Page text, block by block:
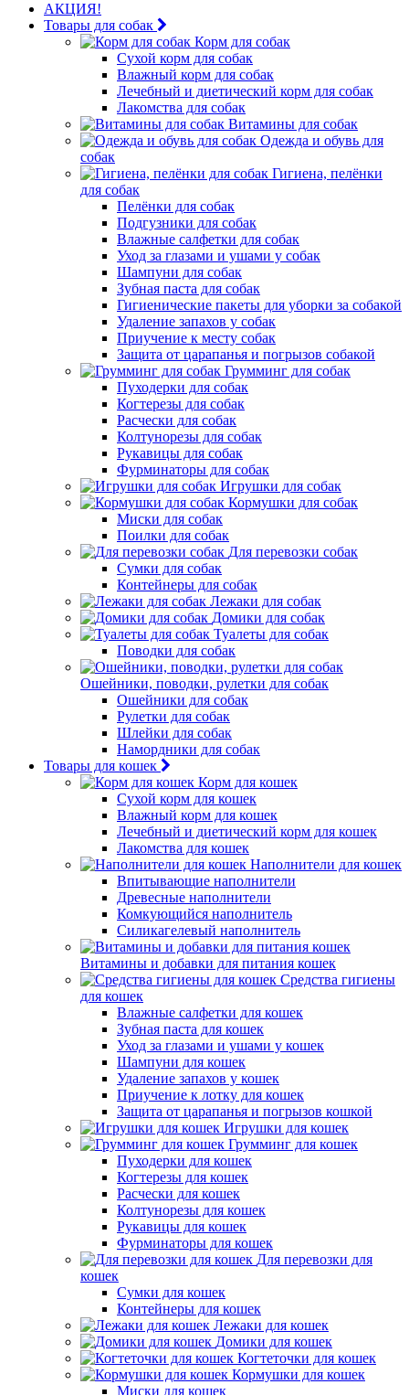
АКЦИЯ!
Товары для собак
Корм для собак
Сухой корм для собак
Влажный корм для собак
Лечебный и диетический корм для собак
Лакомства для собак
Витамины для собак
Одежда и обувь для
собак
Гигиена, пелёнки
для собак
Пелёнки для собак
Подгузники для собак
Влажные салфетки для собак
Уход за глазами и ушами у собак
Шампуни для собак
Зубная паста для собак
Гигиенические пакеты для уборки за собакой
Удаление запахов у собак
Приучение к месту собак
Защита от царапанья и погрызов собакой
Грумминг для собак
Пуходерки для собак
Когтерезы для собак
Расчески для собак
Колтунорезы для собак
Рукавицы для собак
Фурминаторы для собак
Игрушки для собак
Кормушки для собак
Миски для собак
Поилки для собак
Для перевозки собак
Сумки для собак
Контейнеры для собак
Лежаки для собак
Домики для собак
Туалеты для собак
Поводки для собак
Ошейники, поводки, рулетки для собак
Ошейники для собак
Рулетки для собак
Шлейки для собак
Намордники для собак
Товары для кошек
Корм для кошек
Сухой корм для кошек
Влажный корм для кошек
Лечебный и диетический корм для кошек
Лакомства для кошек
Наполнители для кошек
Впитывающие наполнители
Древесные наполнители
Комкующийся наполнитель
Силикагелевый наполнитель
Витамины и добавки для питания кошек
Средства гигиены
для кошек
Влажные салфетки для кошек
Зубная паста для кошек
Уход за глазами и ушами у кошек
Шампуни для кошек
Удаление запахов у кошек
Приучение к лотку для кошек
Защита от царапанья и погрызов кошкой
Игрушки для кошек
Грумминг для кошек
Пуходерки для кошек
Когтерезы для кошек
Расчески для кошек
Колтунорезы для кошек
Рукавицы для кошек
Фурминаторы для кошек
Для перевозки для
кошек
Сумки для кошек
Контейнеры для кошек
Лежаки для кошек
Домики для кошек
Когтеточки для кошек
Кормушки для кошек
Миски для кошек